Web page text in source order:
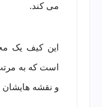
می کند.
این کیف یک
است که به
و نقشه